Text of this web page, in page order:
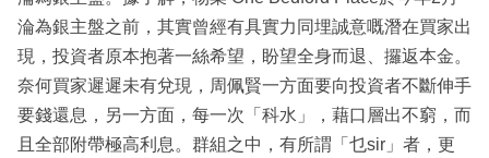
淪為銀主盤之前，其實曾經有具實力同埋誠意嘅潛在買家出
現，投資者原本抱著一絲希望，盼望全身而退、攞返本金。
奈何買家遲遲未有兌現，周佩賢一方面要向投資者不斷伸手
要錢還息，另一方面，每一次「科水」，藉口層出不窮，而
且全部附帶極高利息。群組之中，有所謂「乜sir」者，更